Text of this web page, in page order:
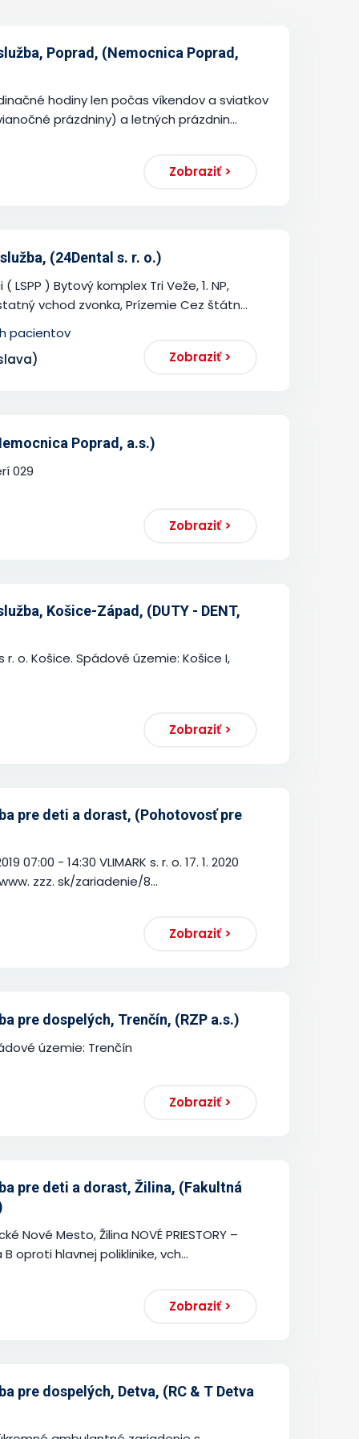
Poprad, (Nemocnica Poprad,
hodiny len počas víkendov a sviatkov
prázdniny) a letných prázdnin...
Zobraziť >
(24Dental s. r. o.)
) Bytový komplex Tri Veže, 1. NP,
vchod zvonka, Prízemie Cez štátn...
pacientov
Zobraziť >
Poprad, a.s.)
029
Zobraziť >
Košice-Západ, (DUTY - DENT,
r. o. Košice. Spádové územie: Košice I,
Zobraziť >
pre deti a dorast, (Pohotovosť pre
07:00 - 14:30 VLIMARK s. r. o. 17. 1. 2020
zzz. sk/zariadenie/8...
Zobraziť >
pre dospelých, Trenčín, (RZP a.s.)
územie: Trenčín
Zobraziť >
pre deti a dorast, Žilina, (Fakultná
Nové Mesto, Žilina NOVÉ PRIESTORY –
oproti hlavnej poliklinike, vch...
Zobraziť >
pre dospelých, Detva, (RC & T Detva